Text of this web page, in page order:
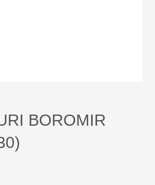
BOROMIR